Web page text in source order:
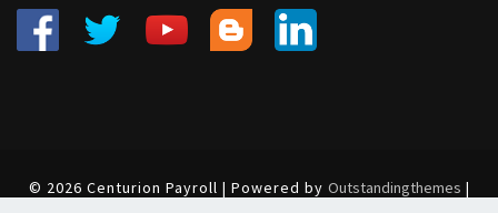
© 2026 Centurion Payroll | Powered by Outstandingthemes |